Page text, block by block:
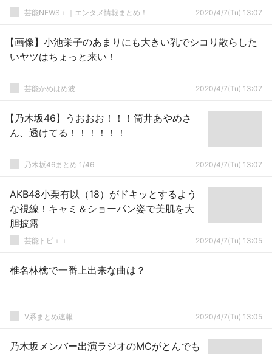
芸能NEWS＋｜エンタメ情報まとめ！ 2020/4/7(Tu) 13:07
【画像】小池栄子のあまりにも大きい乳でシコり散らした
いヤツはちょっと来い！
芸能かめはめ波 2020/4/7(Tu) 13:07
【乃木坂46】うおおお！！！筒井あやめさ
ん、透けてる！！！！！！
乃木坂46まとめ 1/46 2020/4/7(Tu) 13:07
AKB48小栗有以（18）がドキッとするよう
な視線！キャミ＆ショーパン姿で美肌を大
胆披露
芸能トピ＋＋ 2020/4/7(Tu) 13:05
椎名林檎で一番上出来な曲は？
V系まとめ速報 2020/4/7(Tu) 13:05
乃木坂メンバー出演ラジオのMCがとんでも